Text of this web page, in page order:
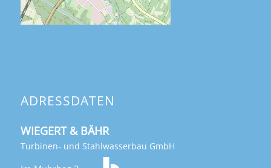
ADRESSDATEN
WIEGERT & BÄHR
Turbinen- und Stahlwasserbau GmbH